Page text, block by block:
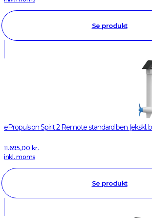
Se produkt
ePropulsion Spirit 2 Remote standard ben (ekskl.
11.695,00 kr.
inkl. moms
Se produkt